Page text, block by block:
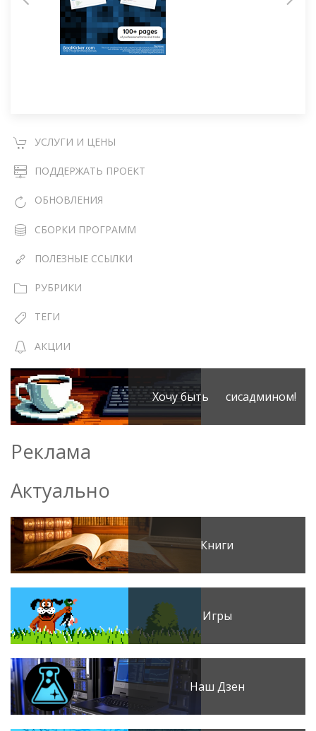
УСЛУГИ И ЦЕНЫ
ПОДДЕРЖАТЬ ПРОЕКТ
ОБНОВЛЕНИЯ
СБОРКИ ПРОГРАММ
ПОЛЕЗНЫЕ ССЫЛКИ
РУБРИКИ
ТЕГИ
АКЦИИ
Хочу быть сисадмином!
Реклама
Актуально
Книги
Игры
Наш Дзен